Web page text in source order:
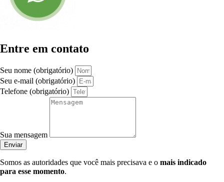
Entre em contato
Seu nome (obrigatório)
Seu e-mail (obrigatório)
Telefone (obrigatório)
Sua mensagem
Enviar
Somos as autoridades que você mais precisava e o mais indicado
para esse momento.